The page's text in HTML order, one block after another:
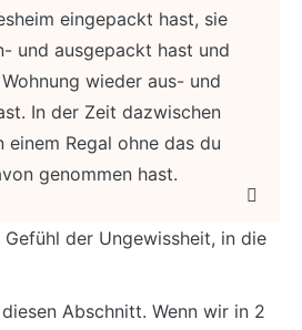
eingepackt hast, sie
und ausgepackt hast und
wieder aus- und
In der Zeit dazwischen
einem Regal ohne das du
genommen hast.
der Ungewissheit, in die
Abschnitt. Wenn wir in 2